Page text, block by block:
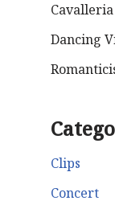
Dancing
Clips
Concert